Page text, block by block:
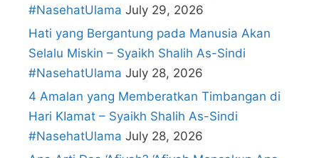
#NasehatUlama July 29, 2026
Hati yang Bergantung pada Manusia Akan
Selalu Miskin – Syaikh Shalih As-Sindi
#NasehatUlama July 28, 2026
4 Amalan yang Memberatkan Timbangan di
Hari KIamat – Syaikh Shalih As-Sindi
#NasehatUlama July 28, 2026